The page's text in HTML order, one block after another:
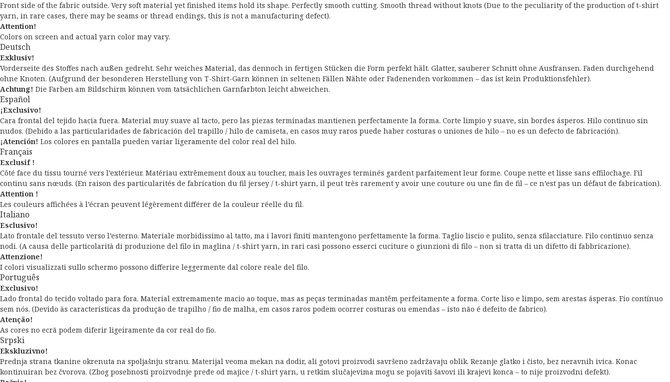
Front side of the fabric outside. Very soft material yet finished items hold its shape. Perfectly smooth cutting. Smooth thread without knots (Due to the peculiarity of the production of t-shirt
yarn, in rare cases, there may be seams or thread endings, this is not a manufacturing defect).
Attention!
Colors on screen and actual yarn color may vary.
Deutsch
Exklusiv!
Vorderseite des Stoffes nach außen gedreht. Sehr weiches Material, das dennoch in fertigen Stücken die Form perfekt hält. Glatter, sauberer Schnitt ohne Ausfransen. Faden durchgehend
ohne Knoten. (Aufgrund der besonderen Herstellung von T-Shirt-Garn können in seltenen Fällen Nähte oder Fadenenden vorkommen – das ist kein Produktionsfehler).
Achtung! Die Farben am Bildschirm können vom tatsächlichen Garnfarbton leicht abweichen.
Español
¡Exclusivo!
Cara frontal del tejido hacia fuera. Material muy suave al tacto, pero las piezas terminadas mantienen perfectamente la forma. Corte limpio y suave, sin bordes ásperos. Hilo continuo sin
nudos. (Debido a las particularidades de fabricación del trapillo / hilo de camiseta, en casos muy raros puede haber costuras o uniones de hilo – no es un defecto de fabricación).
¡Atención! Los colores en pantalla pueden variar ligeramente del color real del hilo.
Français
Exclusif !
Côté face du tissu tourné vers l’extérieur. Matériau extrêmement doux au toucher, mais les ouvrages terminés gardent parfaitement leur forme. Coupe nette et lisse sans effilochage. Fil
continu sans nœuds. (En raison des particularités de fabrication du fil jersey / t-shirt yarn, il peut très rarement y avoir une couture ou une fin de fil – ce n’est pas un défaut de fabrication).
Attention !
Les couleurs affichées à l’écran peuvent légèrement différer de la couleur réelle du fil.
Italiano
Esclusivo!
Lato frontale del tessuto verso l’esterno. Materiale morbidissimo al tatto, ma i lavori finiti mantengono perfettamente la forma. Taglio liscio e pulito, senza sfilacciature. Filo continuo senza
nodi. (A causa delle particolarità di produzione del filo in maglina / t-shirt yarn, in rari casi possono esserci cuciture o giunzioni di filo – non si tratta di un difetto di fabbricazione).
Attenzione!
I colori visualizzati sullo schermo possono differire leggermente dal colore reale del filo.
Português
Exclusivo!
Lado frontal do tecido voltado para fora. Material extremamente macio ao toque, mas as peças terminadas mantêm perfeitamente a forma. Corte liso e limpo, sem arestas ásperas. Fio contínuo
sem nós. (Devido às características da produção de trapilho / fio de malha, em casos raros podem ocorrer costuras ou emendas – isto não é defeito de fabrico).
Atenção!
As cores no ecrã podem diferir ligeiramente da cor real do fio.
Srpski
Ekskluzivno!
Prednja strana tkanine okrenuta na spoljašnju stranu. Materijal veoma mekan na dodir, ali gotovi proizvodi savršeno zadržavaju oblik. Rezanje glatko i čisto, bez neravnih ivica. Konac
kontinuiran bez čvorova. (Zbog posebnosti proizvodnje pređe od majice / t-shirt yarn, u retkim slučajevima mogu se pojaviti šavovi ili krajevi konca – to nije proizvodni defekt).